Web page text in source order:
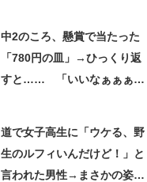
中2のころ、懸賞で当たった
「780円の皿」→ひっくり返
すと…… 「いいなぁぁぁぁ
道で女子高生に「ウケる、野
生のルフィいんだけど！」と
言われた男性→まさかの姿に